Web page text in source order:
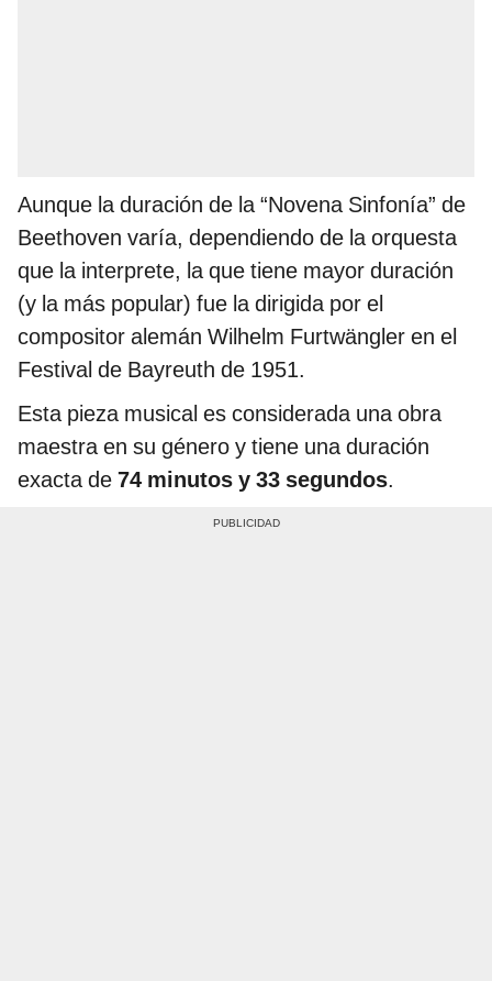
Aunque la duración de la “Novena Sinfonía” de
Beethoven varía, dependiendo de la orquesta
que la interprete, la que tiene mayor duración
(y la más popular) fue la dirigida por el
compositor alemán Wilhelm Furtwängler en el
Festival de Bayreuth de 1951.
Esta pieza musical es considerada una obra
maestra en su género y tiene una duración
exacta de 74 minutos y 33 segundos.